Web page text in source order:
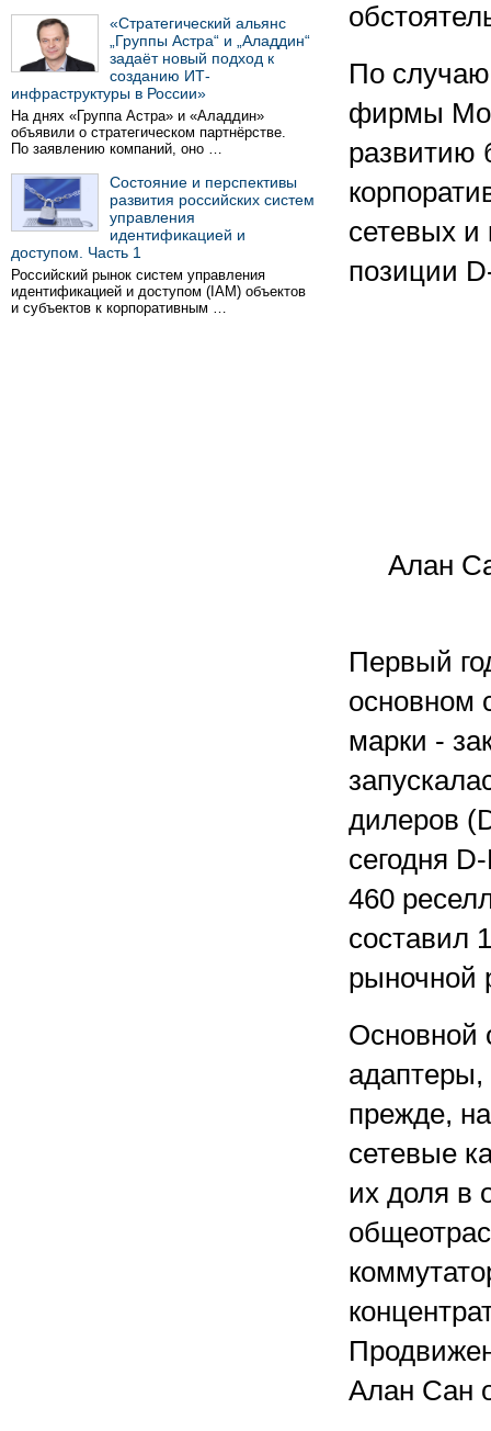
«Стратегический альянс
„Группы Астра“ и „Аладдин“
задаёт новый подход к
созданию ИТ-
инфраструктуры в России»
На днях «Группа Астра» и «Аладдин»
объявили о стратегическом партнёрстве.
По заявлению компаний, оно …
Состояние и перспективы
развития российских систем
управления
идентификацией и
доступом. Часть 1
Российский рынок систем управления
идентификацией и доступом (IAM) объектов
и субъектов к корпоративным …
По случаю
фирмы
развитию
сетевых и
позиции
Алан
Первый
основном
марки -
дилеров
сегодня
460
составил
рыночной
Основной
адаптеры,
прежде,
сетевые
их доля в
Алан Сан